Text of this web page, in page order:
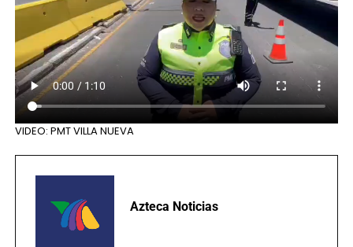
VIDEO: PMT VILLA NUEVA